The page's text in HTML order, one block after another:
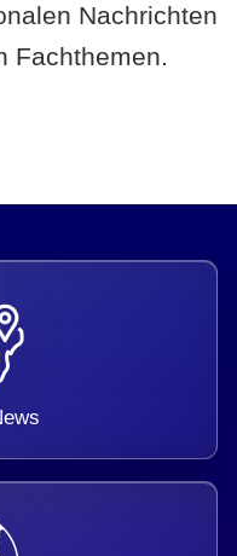
Nachrichten
Fachthemen.